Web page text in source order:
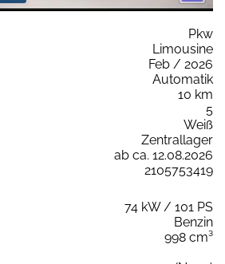
Pkw
Limousine
Feb / 2026
Automatik
10 km
5
Weiß
Zentrallager
ab ca. 12.08.2026
2105753419
74 kW / 101 PS
Benzin
998 cm³